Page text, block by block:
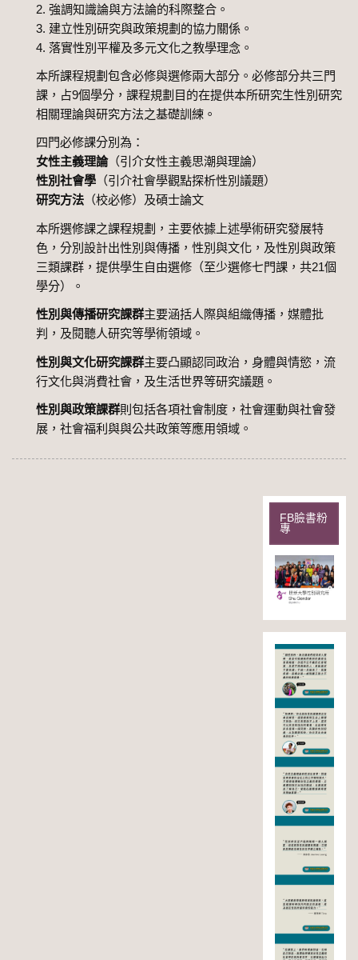
2. 強調知識論與方法論的科際整合。
3. 建立性別研究與政策規劃的協力關係。
4. 落實性別平權及多元文化之教學理念。
本所課程規劃包含必修與選修兩大部分。必修部分共三門
課，占9個學分，課程規劃目的在提供本所研究生性別研究
相關理論與研究方法之基礎訓練。
四門必修課分別為：
女性主義理論（引介女性主義思潮與理論）
性別社會學 （引介社會學觀點探析性別議題）
研究方法 （校必修）及碩士論文
本所選修課之課程規劃，主要依據上述學術研究發展特
色，分別設計出性別與傳播，性別與文化，及性別與政策
三類課群，提供學生自由選修（至少選修七門課，共21個
學分）。
性別與傳播研究課群主要涵括人際與組織傳播，媒體批
判，及閱聽人研究等學術領域。
性別與文化研究課群主要凸顯認同政治，身體與情慾，流
行文化與消費社會，及生活世界等研究議題。
性別與政策課群則包括各項社會制度，社會運動與社會發
展，社會福利與與公共政策等應用領域。
FB臉書粉
專